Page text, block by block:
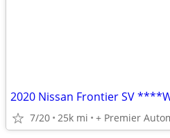
2020 Nissan Frontier SV
7/20 25k mi + Premier